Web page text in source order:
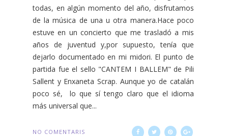
todas, en algún momento del año, disfrutamos
de la música de una u otra manera.Hace poco
estuve en un concierto que me trasladó a mis
años de juventud y,por supuesto, tenía que
dejarlo documentado en mi midori. El punto de
partida fue el sello "CANTEM I BALLEM" de Pili
Sallent y Enxaneta Scrap. Aunque yo de catalán
poco sé, lo que sí tengo claro que el idioma
más universal que...
NO COMENTARIS